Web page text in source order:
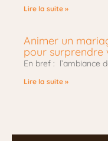
Lire la suite »
Animer un
pour surprendre
En bref : l’ambiance
Lire la suite »